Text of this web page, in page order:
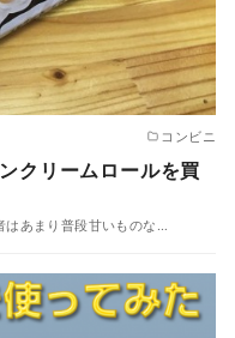
コンビニ
クリームロールを買
あまり普段甘いものな…